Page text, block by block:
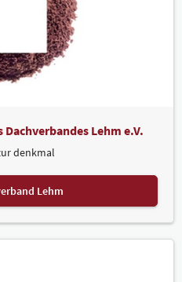
Dachverbandes Lehm e.V.
denkmal
Lehm